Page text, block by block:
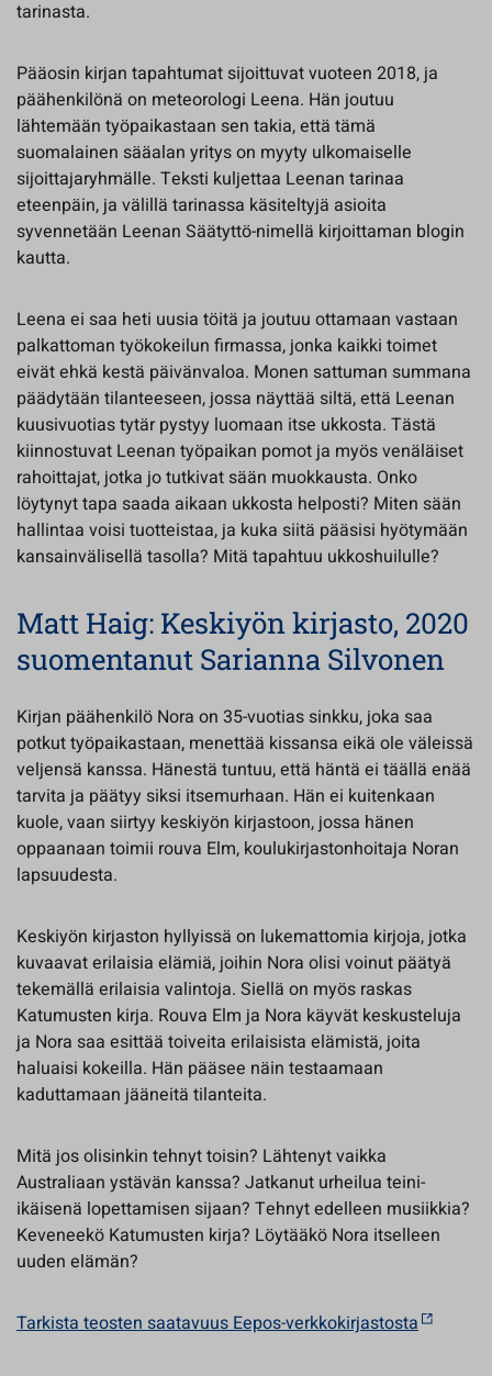
tarinasta.
Pääosin kirjan tapahtumat sijoittuvat vuoteen 2018, ja
päähenkilönä on meteorologi Leena. Hän joutuu
lähtemään työpaikastaan sen takia, että tämä
suomalainen sääalan yritys on myyty ulkomaiselle
sijoittajaryhmälle. Teksti kuljettaa Leenan tarinaa
eteenpäin, ja välillä tarinassa käsiteltyjä asioita
syvennetään Leenan Säätyttö-nimellä kirjoittaman blogin
kautta.
Leena ei saa heti uusia töitä ja joutuu ottamaan vastaan
palkattoman työkokeilun firmassa, jonka kaikki toimet
eivät ehkä kestä päivänvaloa. Monen sattuman summana
päädytään tilanteeseen, jossa näyttää siltä, että Leenan
kuusivuotias tytär pystyy luomaan itse ukkosta. Tästä
kiinnostuvat Leenan työpaikan pomot ja myös venäläiset
rahoittajat, jotka jo tutkivat sään muokkausta. Onko
löytynyt tapa saada aikaan ukkosta helposti? Miten sään
hallintaa voisi tuotteistaa, ja kuka siitä pääsisi hyötymään
kansainvälisellä tasolla? Mitä tapahtuu ukkoshuilulle?
Matt Haig: Keskiyön kirjasto, 2020
suomentanut Sarianna Silvonen
Kirjan päähenkilö Nora on 35-vuotias sinkku, joka saa
potkut työpaikastaan, menettää kissansa eikä ole väleissä
veljensä kanssa. Hänestä tuntuu, että häntä ei täällä enää
tarvita ja päätyy siksi itsemurhaan. Hän ei kuitenkaan
kuole, vaan siirtyy keskiyön kirjastoon, jossa hänen
oppaanaan toimii rouva Elm, koulukirjastonhoitaja Noran
lapsuudesta.
Keskiyön kirjaston hyllyissä on lukemattomia kirjoja, jotka
kuvaavat erilaisia elämiä, joihin Nora olisi voinut päätyä
tekemällä erilaisia valintoja. Siellä on myös raskas
Katumusten kirja. Rouva Elm ja Nora käyvät keskusteluja
ja Nora saa esittää toiveita erilaisista elämistä, joita
haluaisi kokeilla. Hän pääsee näin testaamaan
kaduttamaan jääneitä tilanteita.
Mitä jos olisinkin tehnyt toisin? Lähtenyt vaikka
Australiaan ystävän kanssa? Jatkanut urheilua teini-
ikäisenä lopettamisen sijaan? Tehnyt edelleen musiikkia?
Keveneekö Katumusten kirja? Löytääkö Nora itselleen
uuden elämän?
Tarkista teosten saatavuus Eepos-verkkokirjastosta